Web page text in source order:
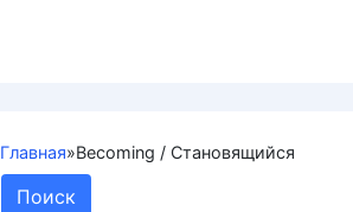
Главная»Becoming / Становящийся
Поиск